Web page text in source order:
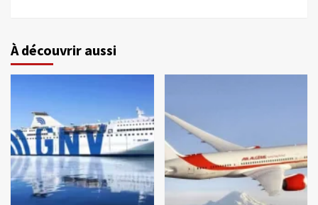
À découvrir aussi